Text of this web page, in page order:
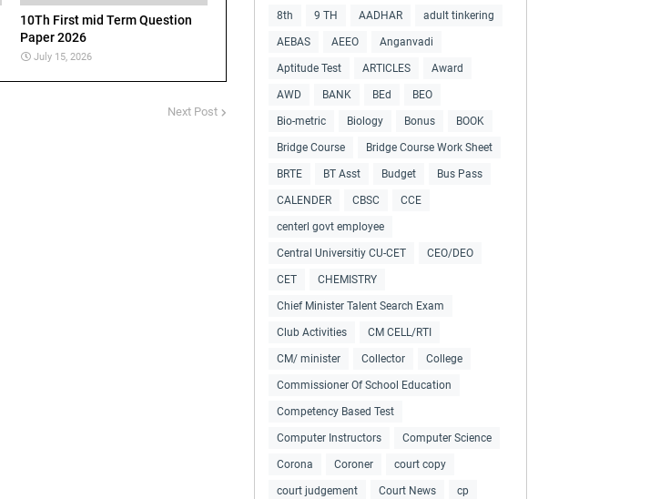
10Th First mid Term Question
Paper 2026
July 15, 2026
Next Post
8th 9 TH AADHAR adult tinkering
AEBAS AEEO Anganvadi
Aptitude Test ARTICLES Award
AWD BANK BEd BEO
Bio-metric Biology Bonus BOOK
Bridge Course Bridge Course Work Sheet
BRTE BT Asst Budget Bus Pass
CALENDER CBSC CCE
centerl govt employee
Central Universitiy CU-CET CEO/DEO
CET CHEMISTRY
Chief Minister Talent Search Exam
Club Activities CM CELL/RTI
CM/ minister Collector College
Commissioner Of School Education
Competency Based Test
Computer Instructors Computer Science
Corona Coroner court copy
court judgement Court News cp